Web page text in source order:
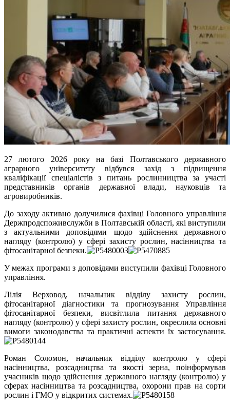
27 лютого 2026 року на базі Полтавського державного
аграрного університету відбувся захід з підвищення
кваліфікації спеціалістів з питань рослинництва за участі
представників органів державної влади, науковців та
агровиробників.
До заходу активно долучилися фахівці Головного управління
Держпродспоживслужби в Полтавській області, які виступили
з актуальними доповідями щодо здійснення державного
нагляду (контролю) у сфері захисту рослин, насінництва та
фітосанітарної безпеки.
У межах програми з доповідями виступили фахівці Головного
управління.
Лілія Верховод, начальник відділу захисту рослин,
фітосанітарної діагностики та прогнозування Управління
фітосанітарної безпеки, висвітлила питання державного
нагляду (контролю) у сфері захисту рослин, окреслила основні
вимоги законодавства та практичні аспекти їх застосування.
Роман Соломон, начальник відділу контролю у сфері
насінництва, розсадництва та якості зерна, поінформував
учасників щодо здійснення державного нагляду (контролю) у
сферах насінництва та розсадництва, охорони прав на сорти
рослин і ГМО у відкритих системах.